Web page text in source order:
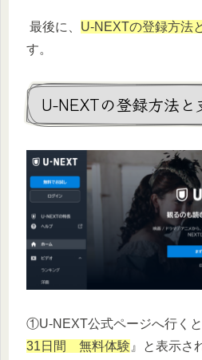
最後に、 U-NEXTの登録方法
す。
U-NEXTの登録方法と
①U-NEXT公式ページへ行く
31日間 無料体験 』と表示さ